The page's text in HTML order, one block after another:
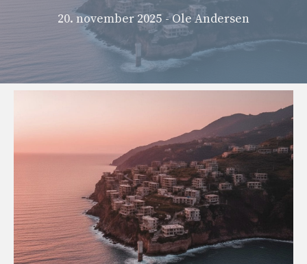
20. november 2025 - Ole Andersen